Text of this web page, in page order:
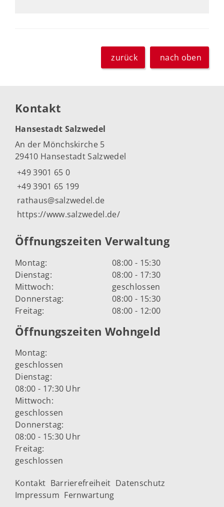
zurück nach oben
Kontakt
Hansestadt Salzwedel
An der Mönchskirche 5
29410 Hansestadt Salzwedel
+49 3901 65 0
+49 3901 65 199
rathaus@salzwedel.de
https://www.salzwedel.de/
Öffnungszeiten Verwaltung
Montag:
08:00 - 15:30
Dienstag:
08:00 - 17:30
Mittwoch:
geschlossen
Donnerstag:
08:00 - 15:30
Freitag:
08:00 - 12:00
Öffnungszeiten Wohngeld
Montag:
geschlossen
Dienstag:
08:00 - 17:30 Uhr
Mittwoch:
geschlossen
Donnerstag:
08:00 - 15:30 Uhr
Freitag:
geschlossen
Kontakt Barrierefreiheit Datenschutz
Impressum Fernwartung